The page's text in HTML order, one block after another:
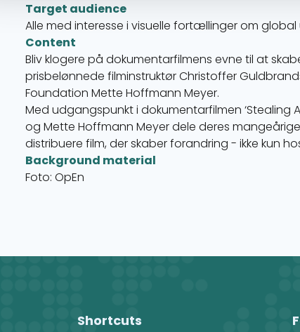
Target audience
Alle med interesse i visuelle fortællinger om global
Content
Bliv klogere på dokumentarfilmens evne til at
prisbelønnede filminstruktør Christoffer
Foundation Mette Hoffmann Meyer.
Med udgangspunkt i dokumentarfilmen ‘Stealing
og Mette Hoffmann Meyer dele deres
distribuere film, der skaber forandring - ikke kun
Background material
Foto: OpEn
Shortcuts